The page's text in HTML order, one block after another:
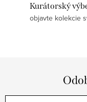
Kurátorský
objavte kolekcie